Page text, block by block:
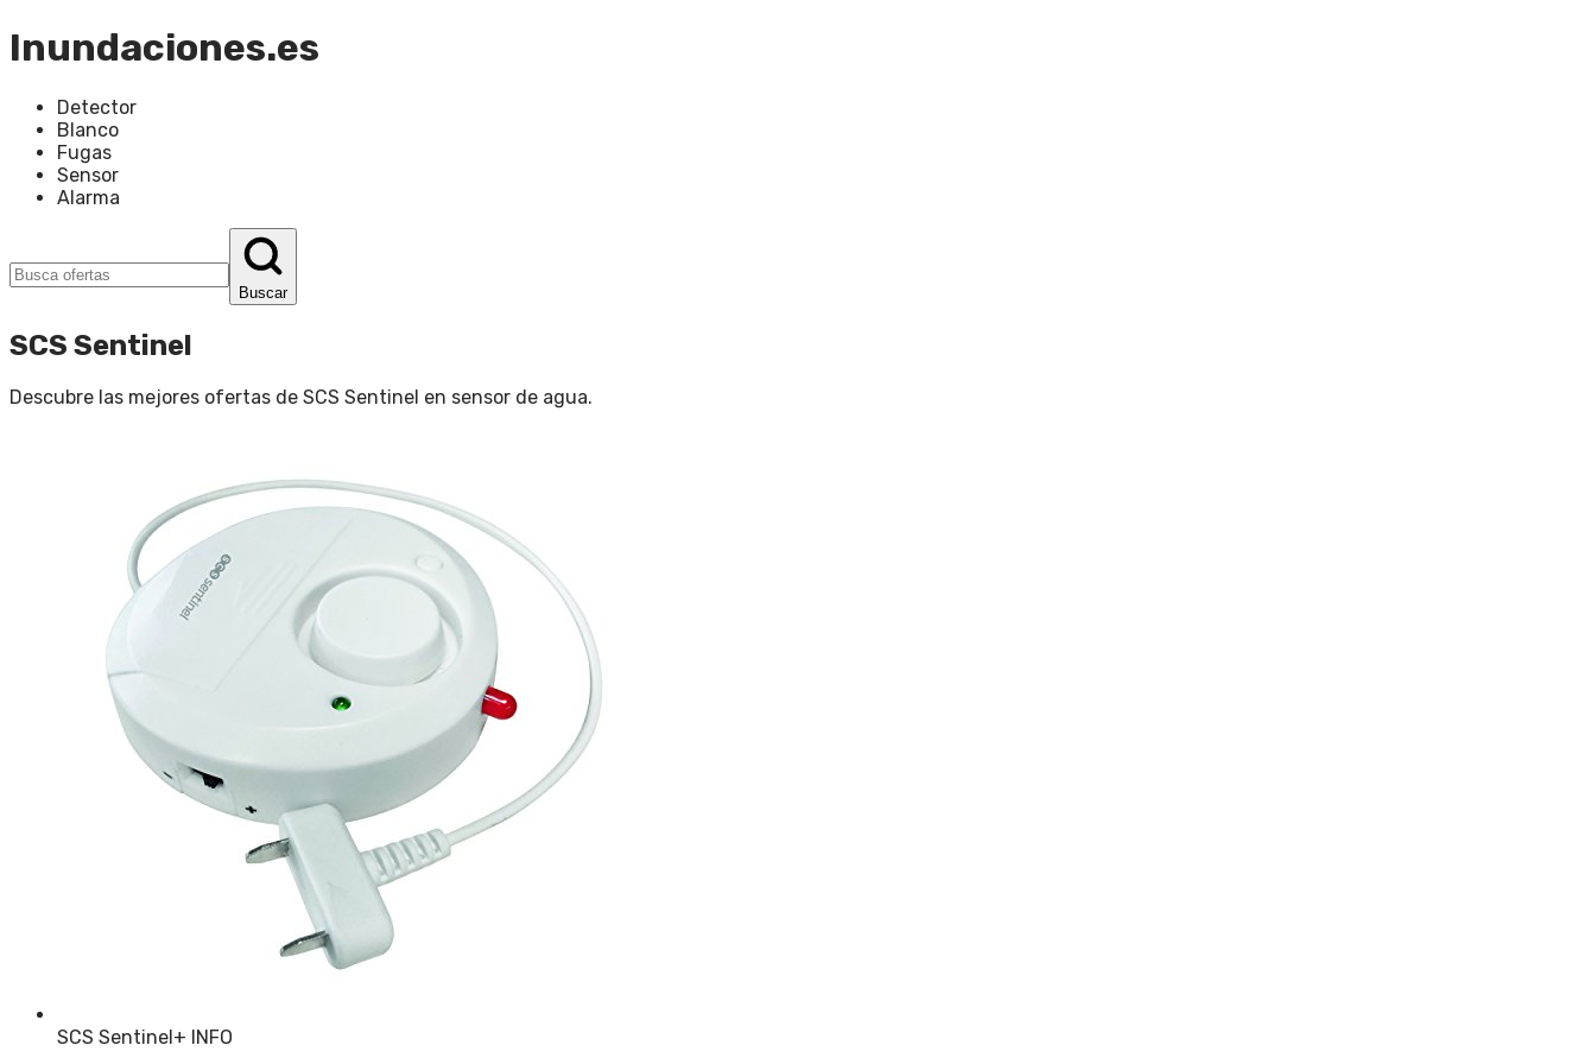
Inundaciones.es
Detector
Blanco
Fugas
Sensor
Alarma
Buscar
SCS Sentinel
Descubre las mejores ofertas de SCS Sentinel en sensor de agua.
SCS Sentinel+ INFO